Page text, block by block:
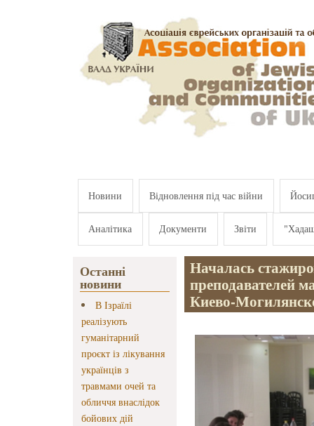
Новини Відновлення під час війни
Аналітика Документи Звіти
Останні
новини
В Ізраїлі
реалізують
гуманітарний
проєкт із лікування
українців з
травмами очей та
обличчя внаслідок
бойових дій
Началась
преподавателей
Киево-